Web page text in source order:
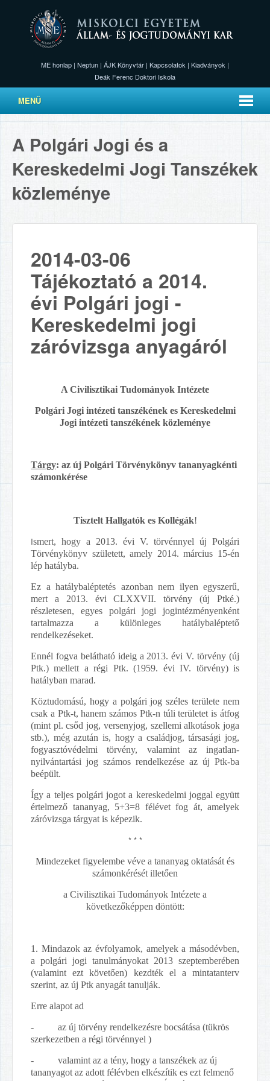
ME honlap | Neptun | ÁJK Könyvtár | Kapcsolatok | Kiadványok |
Deák Ferenc Doktori Iskola
MENÜ
A Polgári Jogi és a
Kereskedelmi Jogi Tanszékek
közleménye
2014-03-06
Tájékoztató a 2014.
évi Polgári jogi -
Kereskedelmi jogi
záróvizsga anyagáról
A Civilisztikai Tudományok Intézete
Polgári Jogi intézeti tanszékének es Kereskedelmi
Jogi intézeti tanszékének közleménye
Tárgy: az új Polgári Törvénykönyv tananyagkénti
számonkérése
Tisztelt Hallgatók es Kollégák!
Ismert, hogy a 2013. évi V. törvénnyel új Polgári
Törvénykönyv született, amely 2014. március 15-én
lép hatályba.
Ez a hatálybaléptetés azonban nem ilyen egyszerű,
mert a 2013. évi CLXXVII. törvény (új Ptké.)
részletesen, egyes polgári jogi jogintézményenként
tartalmazza a különleges hatálybaléptető
rendelkezéseket.
Ennél fogva belátható ideig a 2013. évi V. törvény (új
Ptk.) mellett a régi Ptk. (1959. évi IV. törvény) is
hatályban marad.
Köztudomású, hogy a polgári jog széles területe nem
csak a Ptk-t, hanem számos Ptk-n túli területet is átfog
(mint pl. csőd jog, versenyjog, szellemi alkotások joga
stb.), még azután is, hogy a családjog, társasági jog,
fogyasztóvédelmi törvény, valamint az ingatlan-
nyilvántartási jog számos rendelkezése az új Ptk-ba
beépült.
Így a teljes polgári jogot a kereskedelmi joggal együtt
értelmező tananyag, 5+3=8 félévet fog át, amelyek
záróvizsga tárgyat is képezik.
* * *
Mindezeket figyelembe véve a tananyag oktatását és
számonkérését illetően
a Civilisztikai Tudományok Intézete a
következőképpen döntött:
1. Mindazok az évfolyamok, amelyek a másodévben,
a polgári jogi tanulmányokat 2013 szeptemberében
(valamint ezt követően) kezdték el a mintatanterv
szerint, az új Ptk anyagát tanulják.
Erre alapot ad
- az új törvény rendelkezésre bocsátása (tükrös
szerkezetben a régi törvénnyel )
- valamint az a tény, hogy a tanszékek az új
tananyagot az adott félévben elkészítik es ezt felmenő